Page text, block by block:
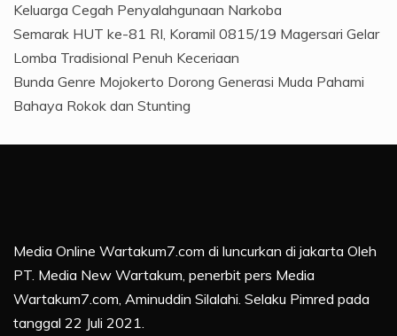
Keluarga Cegah Penyalahgunaan Narkoba
Semarak HUT ke-81 RI, Koramil 0815/19 Magersari Gelar
Lomba Tradisional Penuh Keceriaan
Bunda Genre Mojokerto Dorong Generasi Muda Pahami
Bahaya Rokok dan Stunting
Media Online Wartakum7.com di luncurkan di jakarta Oleh
PT. Media New Wartakum, penerbit pers Media
Wartakum7.com, Aminuddin Silalahi. Selaku Pimred pada
tanggal 22 Juli 2021.